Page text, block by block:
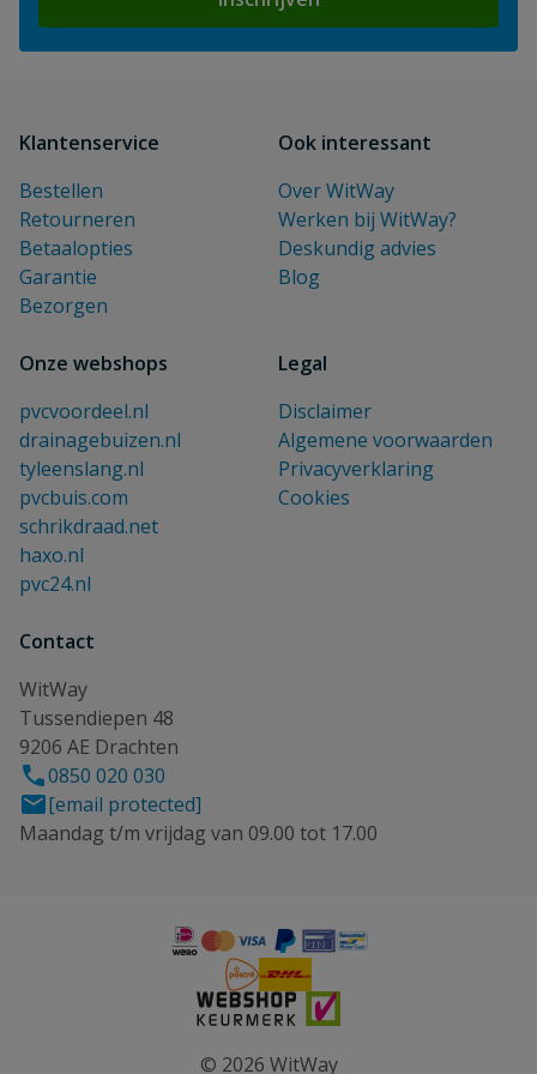
Klantenservice
Bestellen
Retourneren
Betaalopties
Garantie
Bezorgen
Ook interessant
Over WitWay
Werken bij WitWay?
Deskundig advies
Blog
Onze webshops
pvcvoordeel.nl
drainagebuizen.nl
tyleenslang.nl
pvcbuis.com
schrikdraad.net
haxo.nl
pvc24.nl
Legal
Disclaimer
Algemene voorwaarden
Privacyverklaring
Cookies
Contact
WitWay
Tussendiepen 48
9206 AE Drachten
0850 020 030
[email protected]
Maandag t/m vrijdag van 09.00 tot 17.00
© 2026 WitWay